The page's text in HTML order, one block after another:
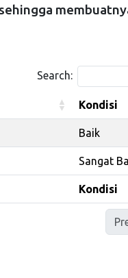
Search:
Kondisi
Kondisi
Kondisi
Baik
Sangat
Kondisi